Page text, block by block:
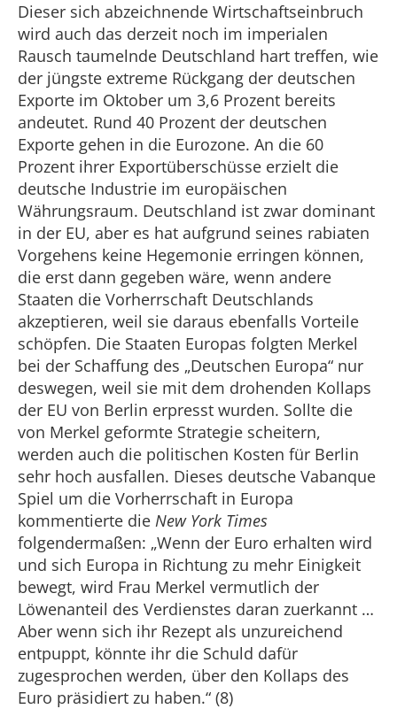
Dieser sich abzeichnende Wirtschaftseinbruch
wird auch das derzeit noch im imperialen
Rausch taumelnde Deutschland hart treffen, wie
der jüngste extreme Rückgang der deutschen
Exporte im Oktober um 3,6 Prozent bereits
andeutet. Rund 40 Prozent der deutschen
Exporte gehen in die Eurozone. An die 60
Prozent ihrer Exportüberschüsse erzielt die
deutsche Industrie im europäischen
Währungsraum. Deutschland ist zwar dominant
in der EU, aber es hat aufgrund seines rabiaten
Vorgehens keine Hegemonie erringen können,
die erst dann gegeben wäre, wenn andere
Staaten die Vorherrschaft Deutschlands
akzeptieren, weil sie daraus ebenfalls Vorteile
schöpfen. Die Staaten Europas folgten Merkel
bei der Schaffung des „Deutschen Europa“ nur
deswegen, weil sie mit dem drohenden Kollaps
der EU von Berlin erpresst wurden. Sollte die
von Merkel geformte Strategie scheitern,
werden auch die politischen Kosten für Berlin
sehr hoch ausfallen. Dieses deutsche Vabanque
Spiel um die Vorherrschaft in Europa
kommentierte die New York Times
folgendermaßen: „Wenn der Euro erhalten wird
und sich Europa in Richtung zu mehr Einigkeit
bewegt, wird Frau Merkel vermutlich der
Löwenanteil des Verdienstes daran zuerkannt …
Aber wenn sich ihr Rezept als unzureichend
entpuppt, könnte ihr die Schuld dafür
zugesprochen werden, über den Kollaps des
Euro präsidiert zu haben.“ (8)